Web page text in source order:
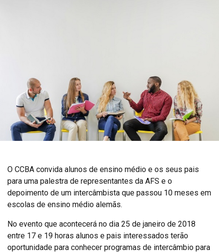
O CCBA convida alunos de ensino médio e os seus pais
para uma palestra de representantes da AFS e o
depoimento de um intercâmbista que passou 10 meses em
escolas de ensino médio alemãs.
No evento que acontecerá no dia 25 de janeiro de 2018
entre 17 e 19 horas alunos e pais interessados terão
oportunidade para conhecer programas de intercâmbio para